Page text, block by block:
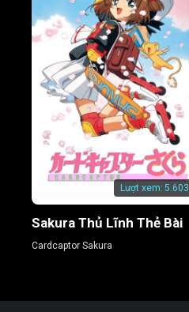
Lượt xem: 5.603
Sakura Thủ Lĩnh Thẻ Bài
Cardcaptor Sakura